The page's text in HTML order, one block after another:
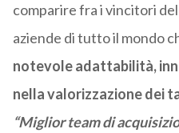
comparire fra i vincitori
aziende di tutto il mondo
notevole adattabilità,
nella valorizzazione dei
“Miglior team di